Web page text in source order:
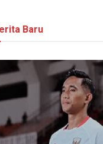
Baru